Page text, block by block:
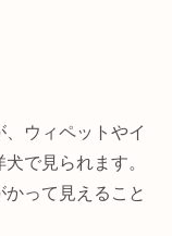
ウィペットやイ
で見られます。
って見えること